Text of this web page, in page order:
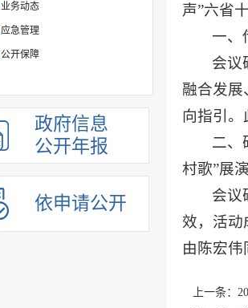
业务动态
应急管理
公开保障
政府信息
公开年报
依申请公开
声”六省
一、
会议
融合发展
向指引。
二、
村歌”展
会议
效，活动
由陈宏
上一条：